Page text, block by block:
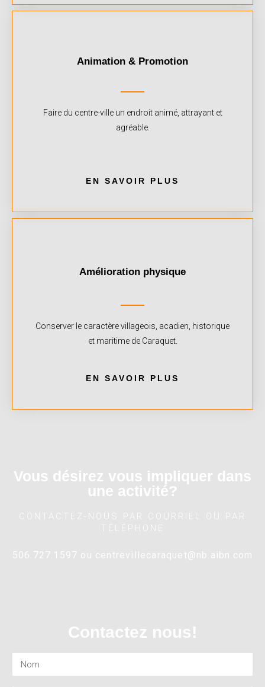
Animation & Promotion
Faire du centre-ville un endroit animé, attrayant et
agréable.
EN SAVOIR PLUS
Amélioration physique
Conserver le caractère villageois, acadien, historique
et maritime de Caraquet.
EN SAVOIR PLUS
Vous désirez vous impliquer dans
une activité?
CONTACTEZ-NOUS PAR COURRIEL OU PAR
506.727.1597 ou centrevillecaraquet@nb.aibn.com
Contactez nous!